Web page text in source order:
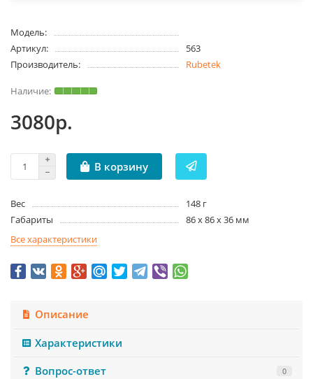
Модель:
Артикул:
563
Производитель:
Rubetek
3080р.
В корзину
Вес
148 г
Габариты
86 x 86 x 36 мм
Все характеристики
Описание
Характеристики
Вопрос-ответ
0